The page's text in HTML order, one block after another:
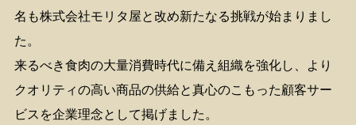
名も株式会社モリタ屋と改め新たなる挑戦が始まりまし
た。
来るべき食肉の大量消費時代に備え組織を強化し、より
クオリティの高い商品の供給と真心のこもった顧客サー
ビスを企業理念として掲げました。